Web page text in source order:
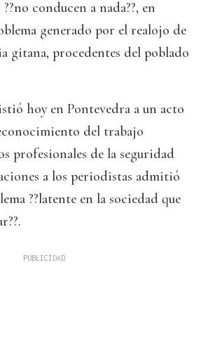
conducen a nada??, en
generado por el realojo de
gitana, procedentes del poblado
hoy en Pontevedra a un acto
del trabajo
profesionales de la seguridad
a los periodistas admitió
??latente en la sociedad que